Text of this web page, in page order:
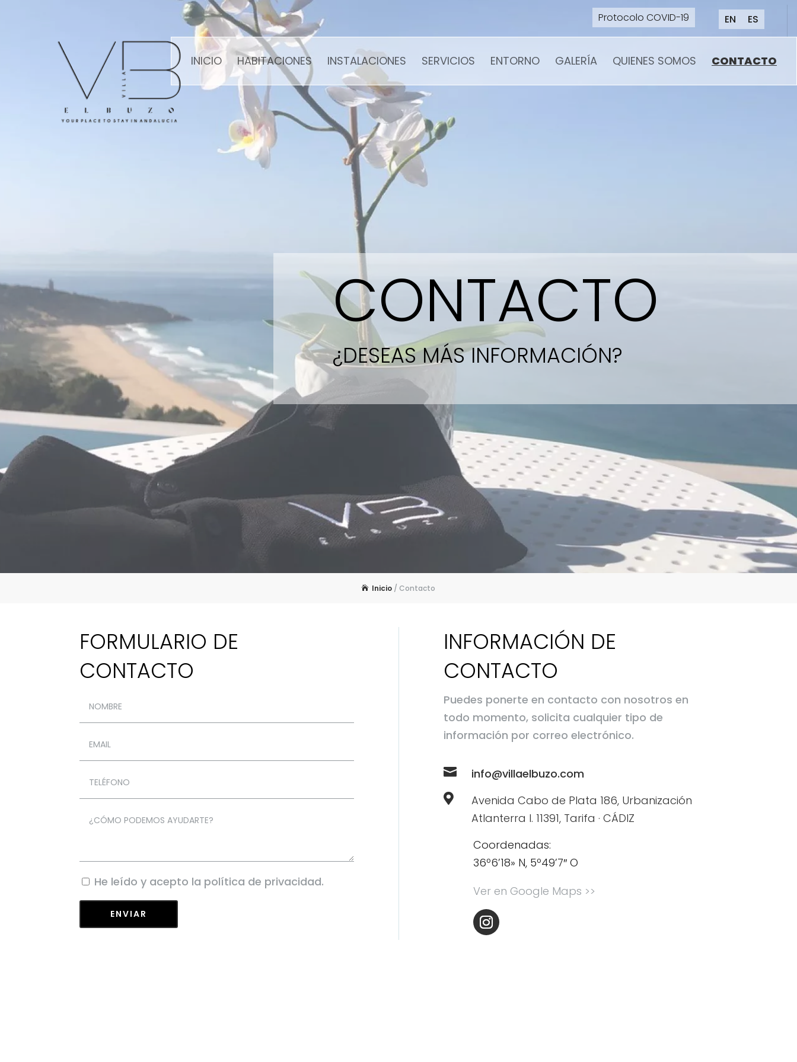
Protocolo COVID-19 EN ES
INICIO HABITACIONES INSTALACIONES SERVICIOS ENTORNO GALERÍA QUIENES SOMOS CONTACTO
CONTACTO
¿DESEAS MÁS INFORMACIÓN?
Inicio/ Contacto
FORMULARIO DE
CONTACTO
He leído y acepto la política de privacidad.
INFORMACIÓN DE
CONTACTO
Puedes ponerte en contacto con nosotros en
todo momento, solicita cualquier tipo de
información por correo electrónico.
 info@villaelbuzo.com

Avenida Cabo de Plata 186, Urbanización
Atlanterra I. 11391, Tarifa · CÁDIZ
Coordenadas:
36º6’18» N, 5º49’7″ O
Ver en Google Maps >>